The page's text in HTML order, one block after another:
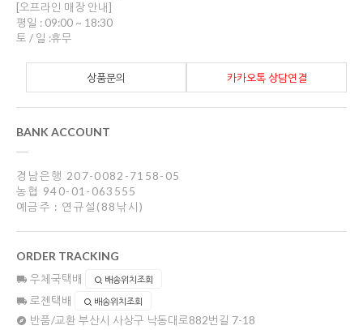
[오프라인 매장 안내]
평일 : 09:00 ~ 18:30
토 / 일 :휴무
카카오톡 상담연결
상품문의
BANK ACCOUNT
경남은행 207-0082-7158-05
농협 940-01-063555
예금주 : 연규설(88낚시)
ORDER TRACKING
우체국택배 배송위치조회
로젠택배 배송위치조회
반품/교환 부산시 사상구 낙동대로882번길 7-18